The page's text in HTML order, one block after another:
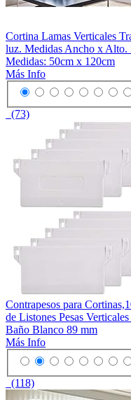
Cortina Lamas Verticales
luz. Medidas Ancho x Alto.
Medidas: 50cm x 120cm
Más Info
(73)
Contrapesos para
de Listones Pesas
Baño Blanco 89 mm
Más Info
(118)